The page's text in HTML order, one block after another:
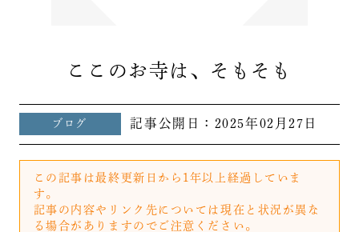
ここのお寺は、そもそも
ブログ 記事公開日： 2025年02月27日
この記事は最終更新日から1年以上経過していま
す。
記事の内容やリンク先については現在と状況が異な
る場合がありますのでご注意ください。